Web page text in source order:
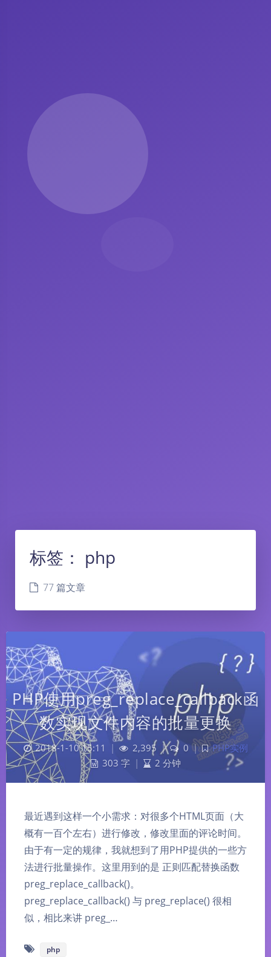
标签： php
77 篇文章
PHP使用preg_replace_callback函
数实现文件内容的批量更换
2018-1-10 15:11 2,395 | 0 |
PHP实例
303 字
2 分钟
最近遇到这样一个小需求：对很多个HTML页面（大
概有一百个左右）进行修改，修改里面的评论时间。
由于有一定的规律，我就想到了用PHP提供的一些方
法进行批量操作。这里用到的是 正则匹配替换函数
preg_replace_callback()。
preg_replace_callback() 与 preg_replace() 很相
似，相比来讲 preg_…
php